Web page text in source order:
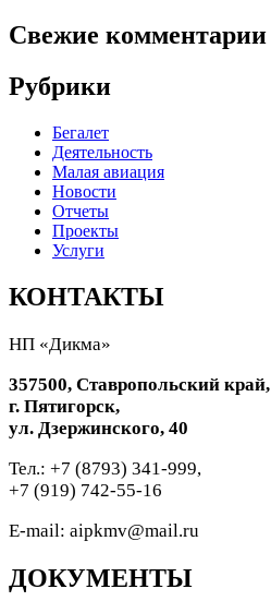
Свежие комментарии
Рубрики
Бегалет
Деятельность
Малая авиация
Новости
Отчеты
Проекты
Услуги
КОНТАКТЫ
НП «Дикма»
357500, Ставропольский край,
г. Пятигорск,
ул. Дзержинского, 40
Тел.: +7 (8793) 341-999,
+7 (919) 742-55-16
E-mail: aipkmv@mail.ru
ДОКУМЕНТЫ